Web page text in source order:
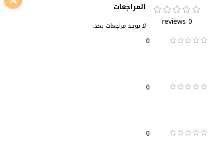
0 reviews
0
0
0
المراجعات
لا توجد مراجعات بعد.